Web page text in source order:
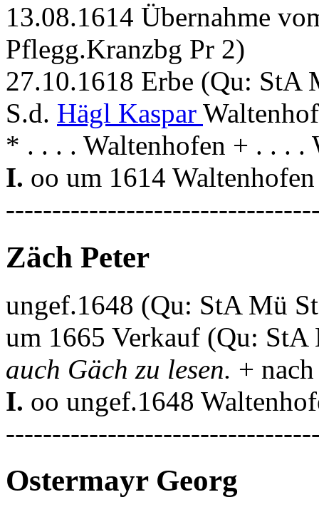
13.08.1614 Übernahme
Pflegg.Kranzbg Pr 2)
27.10.1618 Erbe (Qu: StA
S.d. Hägl Kaspar
* . . . . Waltenhofen + . . . .
I. oo um 1614
Zäch Peter
ungef.1648 (Qu: StA Mü
um 1665 Verkauf (Qu:
auch Gäch zu lesen. +
I. oo ungef.1648
Ostermayr Georg